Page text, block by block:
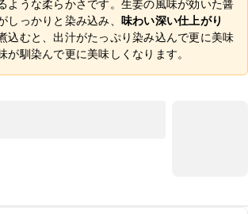
ような柔らかさです。生姜の風味が効いた醤
しっかりと染み込み、 味わい深い仕上がり
込むと、出汁がたっぷり染み込んで更に美味
が馴染んで更に美味しくなります。